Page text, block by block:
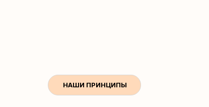
НАШИ ПРИНЦИПЫ